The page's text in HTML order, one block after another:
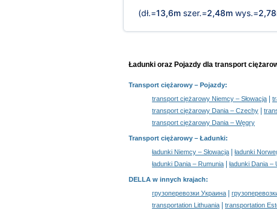
(dł.=13,6mszer.=2,48mwys.=
Ładunki oraz Pojazdy dla transport
Transport ciężarowy – Pojazdy:
transport ciężarowy Niemcy – Słowacja
transport ciężarowy Dania – Czechy
transport ciężarowy Dania – Węgry
Transport ciężarowy – Ładunki:
ładunki Niemcy – Słowacja
ładunki
ładunki Dania – Rumunia ładunki Dania –
DELLA w innych krajach:
грузоперевозки Украина
transportation Lithuania transportation